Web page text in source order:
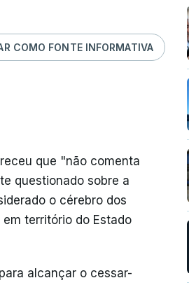
COMO FONTE INFORMATIVA
que "não comenta
questionado sobre a
o cérebro dos
território do Estado
alcançar o cessar-